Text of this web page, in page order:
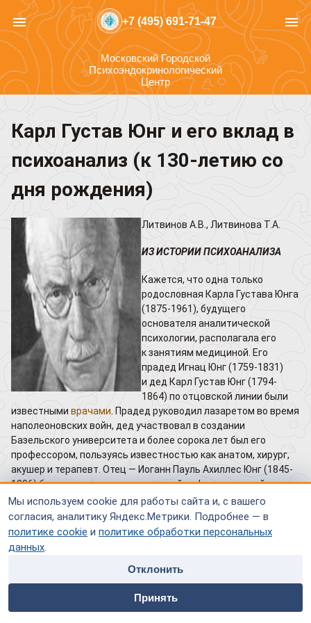
Мы используем cookie для работы сайта и, с вашего
согласия, аналитику Яндекс.Метрики. Подробнее — в
политике cookie и политике обработки персональных
данных.
Отклонить
Принять
home people
Специалисты
payment contacts
menu +7 (495) 691-71-47 menu
Московский Городской
Психоэндокринологический
Центр
Карл Густав Юнг и его вклад в
психоанализ (к 130-летию со
дня рождения)
Литвинов А.В., Литвинова Т.А.
ИЗ ИСТОРИИ ПСИХОАНАЛИЗА
Кажется, что одна только
родословная Карла Густава Юнга
(1875-1961), будущего
основателя аналитической
психологии, располагала его
к занятиям медициной. Его
прадед Игнац Юнг (1759-1831)
и дед Карл Густав Юнг (1794-
1864) по отцовской линии были
известными врачами . Прадед руководил лазаретом во время
наполеоновских войн, дед участвовал в создании
Базельского университета и более сорока лет был его
профессором, пользуясь известностью как анатом, хирург,
акушер и терапевт. Отец — Иоганн Пауль Ахиллес Юнг (1845-
1896) был пастором евангелической реформаторской
церкви, активно интересовавшимся модным в то время
изучением Востока и традиционными мистическими
учениями. Мать Юнга Эмилия, урожденная Прайсверк (1848-
К.Г.Юнг родился 26 июля 1875 г. в общине Кессвиль
швейцарского кантона Тургау. До девяти лет он оставался
единственным ребенком в семье, ему были свойственны
замкнутость и склонность к уединению. С 6-летнего